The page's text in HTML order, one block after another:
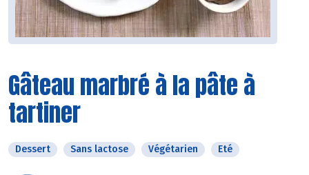
Gâteau marbré à la pâte à
tartiner
Dessert Sans lactose Végétarien Eté